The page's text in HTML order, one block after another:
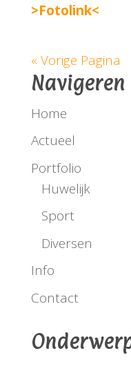
>Fotolink<
« Vorige Pagina
Navigeren
Home
Actueel
Portfolio
Huwelijk
Sport
Diversen
Info
Contact